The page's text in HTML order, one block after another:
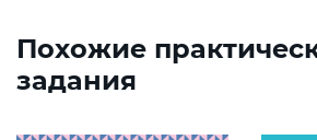
Похожие
задания